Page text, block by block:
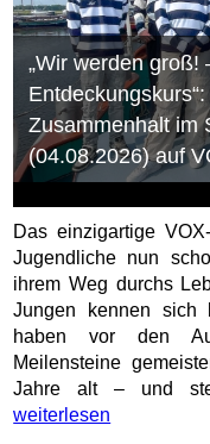
„Wir werden groß!
Zusammenhalt im
(04.08.2026) auf
Das einzigartige
Jugendliche nun
ihrem Weg durchs
Jungen kennen sich
haben vor den
Meilensteine
Jahre alt – und
weiterlesen